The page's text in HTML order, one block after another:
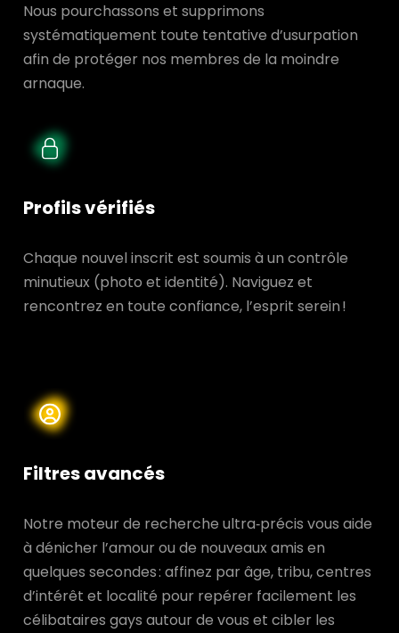
Nous pourchassons et supprimons
systématiquement toute tentative d’usurpation
afin de protéger nos membres de la moindre
arnaque.
Profils vérifiés
Chaque nouvel inscrit est soumis à un contrôle
minutieux (photo et identité). Naviguez et
rencontrez en toute confiance, l’esprit serein !
Filtres avancés
Notre moteur de recherche ultra‑précis vous aide
à dénicher l’amour ou de nouveaux amis en
quelques secondes : affinez par âge, tribu, centres
d’intérêt et localité pour repérer facilement les
célibataires gays autour de vous et cibler les